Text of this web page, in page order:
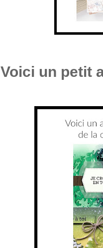
Voici un petit